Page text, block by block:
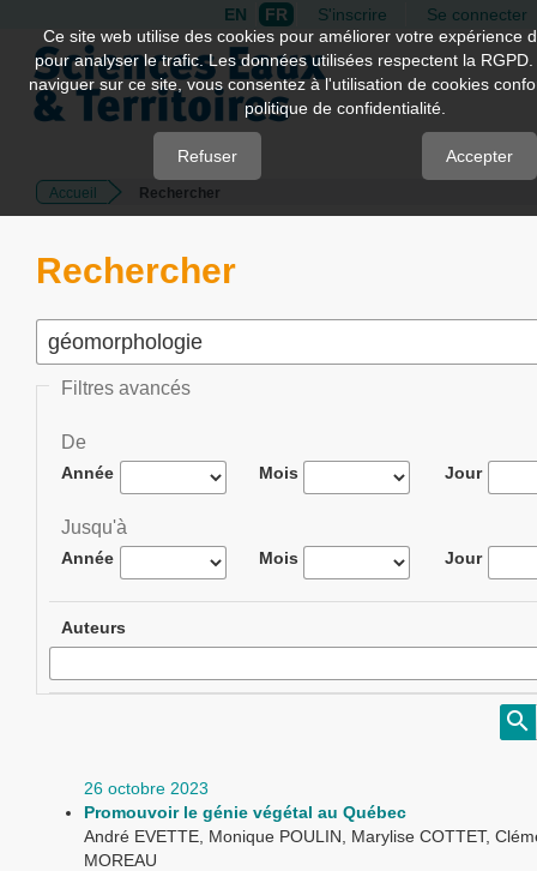
Quick
jump
page
Main
Content
EN FR S'inscrire Se connecter
Accueil Rechercher
Rechercher
Filtres avancés
De
Année Mois Jour
Jusqu'à
Année Mois Jour
Auteurs
26 octobre 2023
Promouvoir le génie végétal au Québec
André EVETTE, Monique POULIN, Marylise COTTET,
MOREAU
Ce site web utilise des cookies pour améliorer votre expérience
pour analyser le trafic. Les données utilisées respectent la
naviguer sur ce site, vous consentez à l'utilisation de cookies
politique de confidentialité.
Refuser Accepter